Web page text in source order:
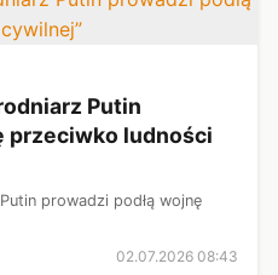
Putin
przeciwko ludności
prowadzi podłą wojnę
02.07.2026 08:43